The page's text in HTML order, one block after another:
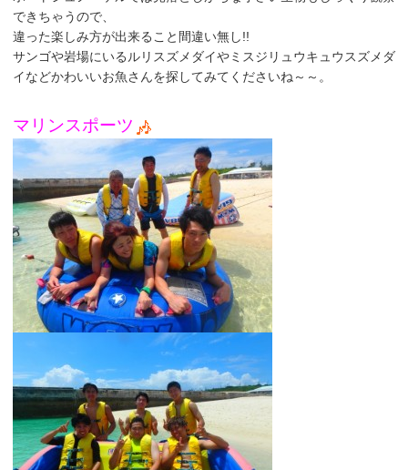
できちゃうので、
違った楽しみ方が出来ること間違い無し!!
サンゴや岩場にいるルリスズメダイやミスジリュウキュウスズメダ
イなどかわいいお魚さんを探してみてくださいね～～。
マリンスポーツ